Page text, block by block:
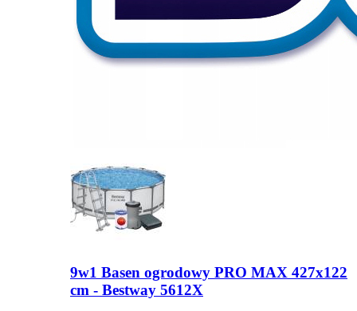
9w1 Basen ogrodowy PRO MAX 427x122
cm - Bestway 5612X